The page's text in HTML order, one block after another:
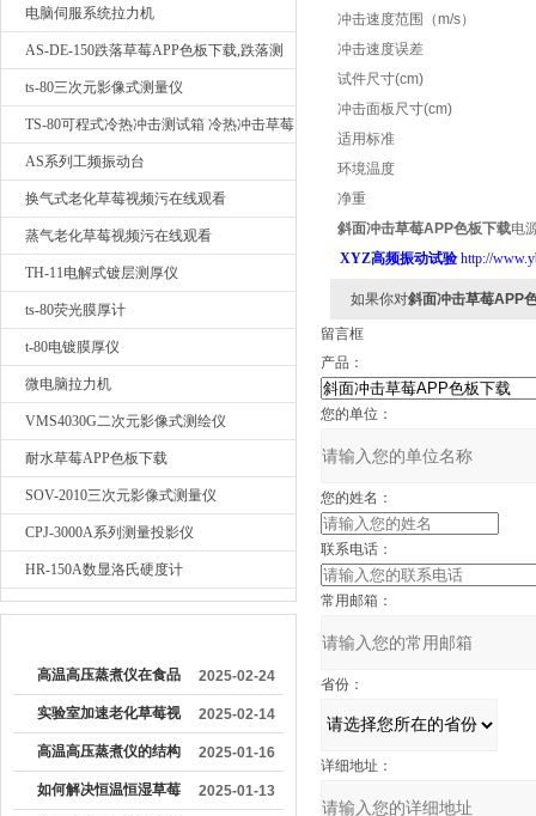
电脑伺服系统拉力机
AS-DE-150跌落草莓APP色板下载,跌落测
试我要询价
ts-80三次元影像式测量仪
TS-80可程式冷热冲击测试箱 冷热冲击草莓
APP色板下载
AS系列工频振动台
换气式老化草莓视频污在线观看
蒸气老化草莓视频污在线观看
TH-11电解式镀层测厚仪
ts-80荧光膜厚计
t-80电镀膜厚仪
微电脑拉力机
VMS4030G二次元影像式测绘仪
耐水草莓APP色板下载
SOV-2010三次元影像式测量仪
CPJ-3000A系列测量投影仪
HR-150A数显洛氏硬度计
高温高压蒸煮仪在食品
加工行业中具有重要作
用
2025-02-24
实验室加速老化草莓视
频污在线观看
2025-02-14
高温高压蒸煮仪的结构
特点及应用领域
2025-01-16
如何解决恒温恒湿草莓 2025-01-13
冲击速度范围（m/s）
冲击速度误差
试件尺寸(cm)
冲击面板尺寸(cm)
适用标准
环境温度
净重
斜面冲击草莓APP色板下载电
XYZ高频振动试验 http://
如果你对斜面冲击草莓APP
留言框
产品：
您的单位：
您的姓名：
联系电话：
常用邮箱：
省份：
详细地址：